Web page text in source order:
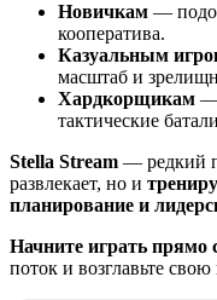
Новичкам —
кооператива.
Казуальным
масштаб и
Хардкорщикам —
тактические
Stella Stream — редкий
развлекает, но и
планирование и
Начните играть прямо
поток и возглавьте